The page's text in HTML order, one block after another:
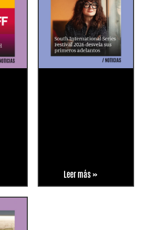
Leer más »